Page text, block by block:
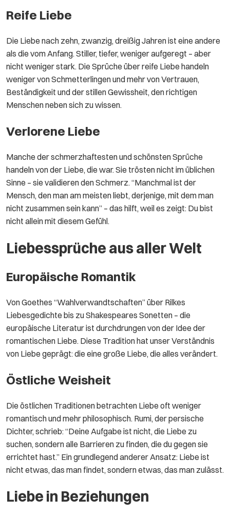
Reife Liebe
Die Liebe nach zehn, zwanzig, dreißig Jahren ist eine andere
als die vom Anfang. Stiller, tiefer, weniger aufgeregt – aber
nicht weniger stark. Die Sprüche über reife Liebe handeln
weniger von Schmetterlingen und mehr von Vertrauen,
Beständigkeit und der stillen Gewissheit, den richtigen
Menschen neben sich zu wissen.
Verlorene Liebe
Manche der schmerzhaftesten und schönsten Sprüche
handeln von der Liebe, die war. Sie trösten nicht im üblichen
Sinne – sie validieren den Schmerz. “Manchmal ist der
Mensch, den man am meisten liebt, derjenige, mit dem man
nicht zusammen sein kann” – das hilft, weil es zeigt: Du bist
nicht allein mit diesem Gefühl.
Liebessprüche aus aller Welt
Europäische Romantik
Von Goethes “Wahlverwandtschaften” über Rilkes
Liebesgedichte bis zu Shakespeares Sonetten – die
europäische Literatur ist durchdrungen von der Idee der
romantischen Liebe. Diese Tradition hat unser Verständnis
von Liebe geprägt: die eine große Liebe, die alles verändert.
Östliche Weisheit
Die östlichen Traditionen betrachten Liebe oft weniger
romantisch und mehr philosophisch. Rumi, der persische
Dichter, schrieb: “Deine Aufgabe ist nicht, die Liebe zu
suchen, sondern alle Barrieren zu finden, die du gegen sie
errichtet hast.” Ein grundlegend anderer Ansatz: Liebe ist
nicht etwas, das man findet, sondern etwas, das man zulässt.
Liebe in Beziehungen